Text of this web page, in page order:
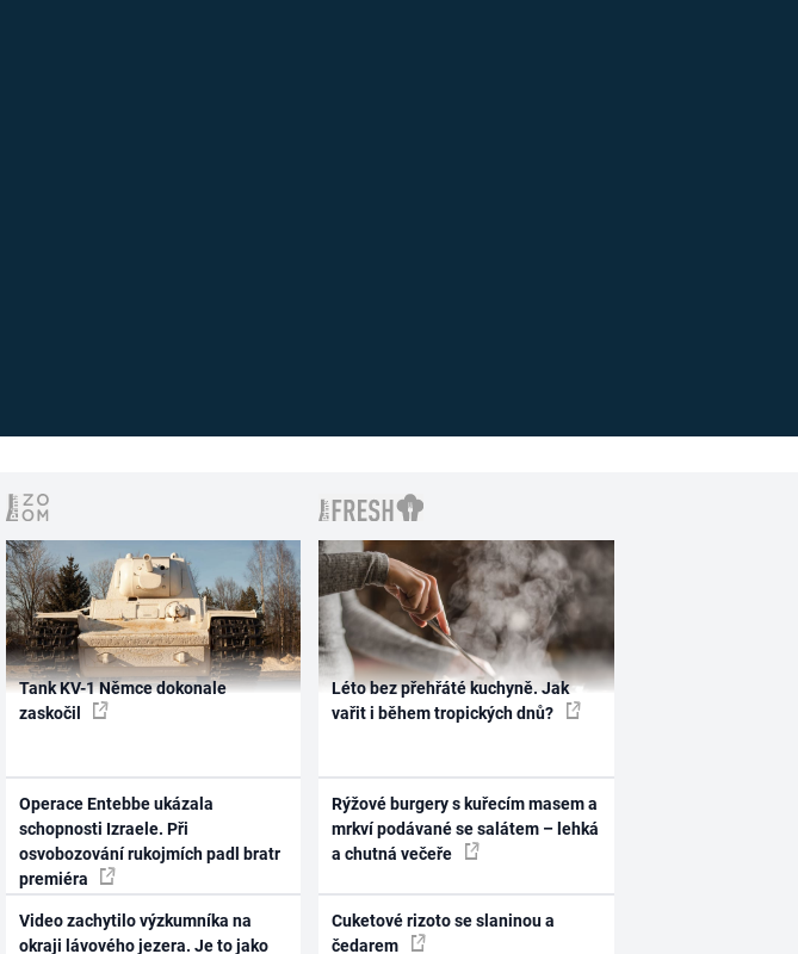
Tank KV-1 Němce dokonale
zaskočil
Operace Entebbe ukázala
schopnosti Izraele. Při
osvobozování rukojmích padl bratr
premiéra
Video zachytilo výzkumníka na
okraji lávového jezera. Je to jako
Léto bez přehřáté kuchyně. Jak
vařit i během tropických dnů?
Rýžové burgery s kuřecím masem a
mrkví podávané se salátem – lehká
a chutná večeře
Cuketové rizoto se slaninou a
čedarem